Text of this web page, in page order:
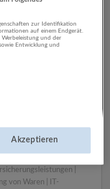
|
von Waren | IT-
zur Identifikation
auf einem Endgerät.
Werbeleistung und der
Entwicklung und
Akzeptieren